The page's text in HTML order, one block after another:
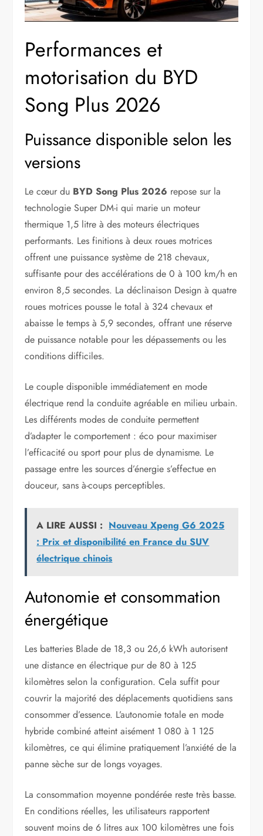
Performances et
motorisation du BYD
Song Plus 2026
Puissance disponible selon les
versions
Le cœur du BYD Song Plus 2026 repose sur la
technologie Super DM-i qui marie un moteur
thermique 1,5 litre à des moteurs électriques
performants. Les finitions à deux roues motrices
offrent une puissance système de 218 chevaux,
suffisante pour des accélérations de 0 à 100 km/h en
environ 8,5 secondes. La déclinaison Design à quatre
roues motrices pousse le total à 324 chevaux et
abaisse le temps à 5,9 secondes, offrant une réserve
de puissance notable pour les dépassements ou les
conditions difficiles.
Le couple disponible immédiatement en mode
électrique rend la conduite agréable en milieu urbain.
Les différents modes de conduite permettent
d’adapter le comportement : éco pour maximiser
l’efficacité ou sport pour plus de dynamisme. Le
passage entre les sources d’énergie s’effectue en
douceur, sans à-coups perceptibles.
A LIRE AUSSI : Nouveau Xpeng G6 2025
: Prix et disponibilité en France du SUV
électrique chinois
Autonomie et consommation
énergétique
Les batteries Blade de 18,3 ou 26,6 kWh autorisent
une distance en électrique pur de 80 à 125
kilomètres selon la configuration. Cela suffit pour
couvrir la majorité des déplacements quotidiens sans
consommer d’essence. L’autonomie totale en mode
hybride combiné atteint aisément 1 080 à 1 125
kilomètres, ce qui élimine pratiquement l’anxiété de la
panne sèche sur de longs voyages.
La consommation moyenne pondérée reste très basse.
En conditions réelles, les utilisateurs rapportent
souvent moins de 6 litres aux 100 kilomètres une fois